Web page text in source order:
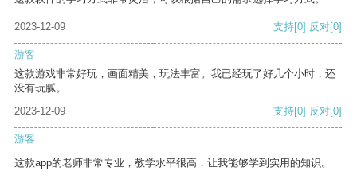
2023-12-09 支持[0] 反对[0]
游客
这款游戏非常好玩，画面精美，玩法丰富。我已经玩了好几个小时，还
没有玩腻。
2023-12-09
支持[0] 反对[0]
游客
这款app的老师非常专业，教学水平很高，让我能够学到实用的知识。